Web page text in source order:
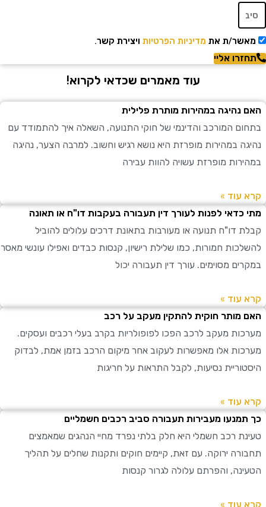
ת אתמדיניות הפרטיותויצירת קשר.
אליי
עוד מאמרים שכדאי לקרוא!
במהירות מותרת פלילית
המורכב והדינמי של חוקי התנועה, השאלה איך להתמודד עם
במהירות מופרזת היא נושא רגיש וחשוב. למרבה הצער, נהיגה
מופרזת עשויה להוות עבירה
»
לפנות לעורך דין תעבורה בעקבות דו"ח או תאונה
דו"ח תנועה או מעורבות בתאונת דרכים עלולים להוביל
חמורות, כמו שלילת רישיון, קנסות כבדים ואפילו עונשי מאסר
מסוימים. עורך דין תעבורה יכול
»
מותר חוקית להתקין מעקב על רכב
מעקב לרכב הפכו לפופולריות בקרב בעלי רכבים ועסקים.
אלו מאפשרות לעקוב אחר מיקום הרכב בזמן אמת, לבדוק
נסיעות, לקבל התראות על חריגות
»
מעבירות תעבורה סביב רכבים חשמליים
רכב חשמלי היא חלק בלתי נפרד מחיי הנהגים שמאמצים
ירוקה. עם זאת, קיימים חוקים ותקנות שחלים על תהליך
והפרתם עלולה לגרור קנסות
»